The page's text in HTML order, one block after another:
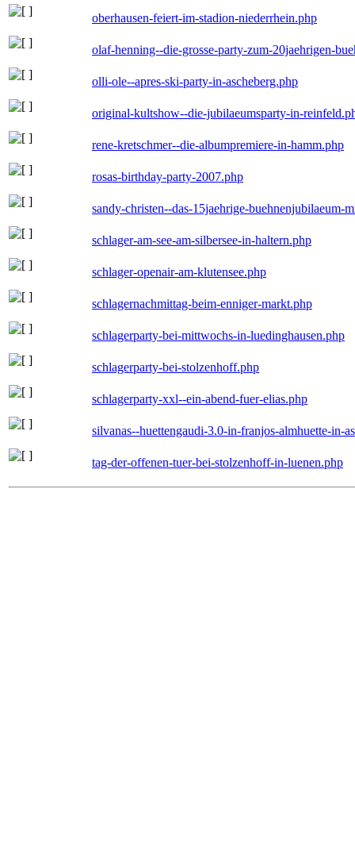
oberhausen-feiert-im-stadion-niederrhein.php
olaf-henning--die-grosse-party-zum-20jaehrigen-
olli-ole--apres-ski-party-in-ascheberg.php
original-kultshow--die-jubilaeumsparty-in-
rene-kretschmer--die-albumpremiere-in-hamm.php
rosas-birthday-party-2007.php
sandy-christen--das-15jaehrige-buehnenjubilaeum-
schlager-am-see-am-silbersee-in-haltern.php
schlager-openair-am-klutensee.php
schlagernachmittag-beim-enniger-markt.php
schlagerparty-bei-mittwochs-in-luedinghausen.php
schlagerparty-bei-stolzenhoff.php
schlagerparty-xxl--ein-abend-fuer-elias.php
silvanas--huettengaudi-3.0-in-franjos-almhuette-in-
tag-der-offenen-tuer-bei-stolzenhoff-in-luenen.php